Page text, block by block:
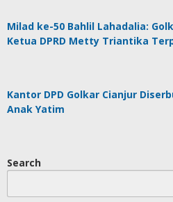
Milad ke-50 Bahlil Lahadalia:
Ketua DPRD Metty Triantika
Kantor DPD Golkar Cianjur
Anak Yatim
Search